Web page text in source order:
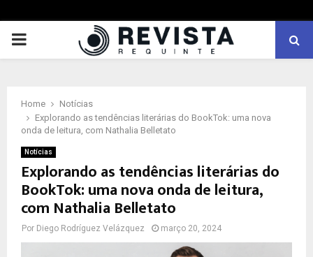
PRIMARY
Home
Notícias
Explorando as tendências literárias do BookTok: uma nova
onda de leitura, com Nathalia Belletato
Notícias
Explorando as tendências literárias do
BookTok: uma nova onda de leitura,
com Nathalia Belletato
Por Diego Rodríguez Velázquez março 20, 2024